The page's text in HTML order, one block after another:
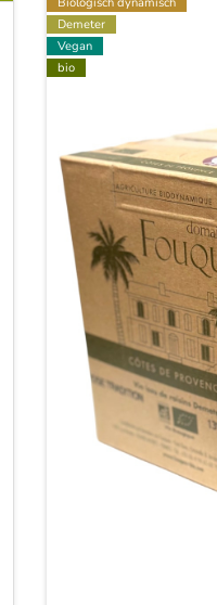
Demeter
Vegan
bio